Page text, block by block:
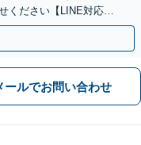
ください【LINE対応
ールでお問い合わせ